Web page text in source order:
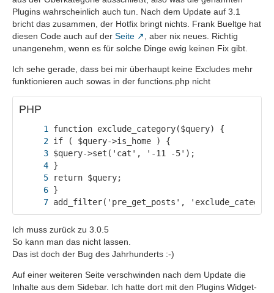
Plugins wahrscheinlich auch tun. Nach dem Update auf 3.1
bricht das zusammen, der Hotfix bringt nichts. Frank Bueltge hat
diesen Code auch auf der Seite
, aber nix neues. Richtig
unangenehm, wenn es für solche Dinge ewig keinen Fix gibt.
Ich sehe gerade, dass bei mir überhaupt keine Excludes mehr
funktionieren auch sowas in der functions.php nicht
PHP
add_filter('pre_get_posts',
Ich muss zurück zu 3.0.5
So kann man das nicht lassen.
Das ist doch der Bug des Jahrhunderts :-)
Auf einer weiteren Seite verschwinden nach dem Update die
Inhalte aus dem Sidebar. Ich hatte dort mit den Plugins Widget-